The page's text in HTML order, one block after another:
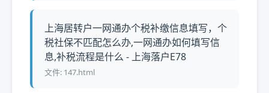
上海居转户一网通办个税补缴信息填写，个
税社保不匹配怎么办,一网通办如何填写信
息,补税流程是什么 - 上海落户E78
文件: 147.html